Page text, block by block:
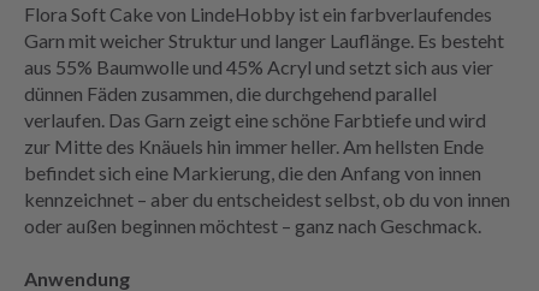
Flora Soft Cake von LindeHobby ist ein farbverlaufendes
Garn mit weicher Struktur und langer Lauflänge. Es besteht
aus 55% Baumwolle und 45% Acryl und setzt sich aus vier
dünnen Fäden zusammen, die durchgehend parallel
verlaufen. Das Garn zeigt eine schöne Farbtiefe und wird
zur Mitte des Knäuels hin immer heller. Am hellsten Ende
befindet sich eine Markierung, die den Anfang von innen
kennzeichnet – aber du entscheidest selbst, ob du von innen
oder außen beginnen möchtest – ganz nach Geschmack.
Anwendung